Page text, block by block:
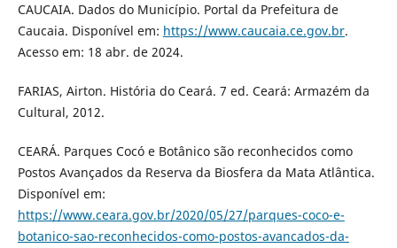
CAUCAIA. Dados do Município. Portal da Prefeitura de
Caucaia. Disponível em: https://www.caucaia.ce.gov.br.
Acesso em: 18 abr. de 2024.
FARIAS, Airton. História do Ceará. 7 ed. Ceará: Armazém da
Cultural, 2012.
CEARÁ. Parques Cocó e Botânico são reconhecidos como
Postos Avançados da Reserva da Biosfera da Mata Atlântica.
Disponível em:
https://www.ceara.gov.br/2020/05/27/parques-coco-e-
botanico-sao-reconhecidos-como-postos-avancados-da-